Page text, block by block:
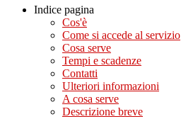
Indice pagina
Cos'è
Come si accede al servizio
Cosa serve
Tempi e scadenze
Contatti
Ulteriori informazioni
A cosa serve
Descrizione breve